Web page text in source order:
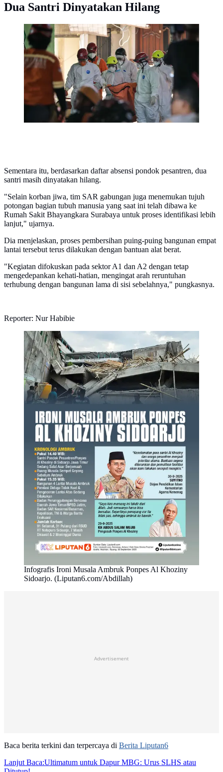
Dua Santri Dinyatakan Hilang
Tim pencari dan penyelamat membawa kantong
jenazah dari lokasi runtuhnya bangunan musala di
Pondok Pesantren Al Khoziny di Sidoarjo, Jawa Timur,
pada 6 Oktober 2025. (JUNI KRISWANTO/AFP)
Sementara itu, berdasarkan daftar absensi pondok pesantren, dua
santri masih dinyatakan hilang.
"Selain korban jiwa, tim SAR gabungan juga menemukan tujuh
potongan bagian tubuh manusia yang saat ini telah dibawa ke
Rumah Sakit Bhayangkara Surabaya untuk proses identifikasi lebih
lanjut," ujarnya.
Dia menjelaskan, proses pembersihan puing-puing bangunan empat
lantai tersebut terus dilakukan dengan bantuan alat berat.
"Kegiatan difokuskan pada sektor A1 dan A2 dengan tetap
mengedepankan kehati-hatian, mengingat arah reruntuhan
terhubung dengan bangunan lama di sisi sebelahnya," pungkasnya.
Reporter: Nur Habibie
Infografis Ironi Musala Ambruk Ponpes Al Khoziny
Sidoarjo. (Liputan6.com/Abdillah)
Advertisement
Baca berita terkini dan terpercaya di Berita Liputan6
Lanjut Baca:Ultimatum untuk Dapur MBG: Urus SLHS atau